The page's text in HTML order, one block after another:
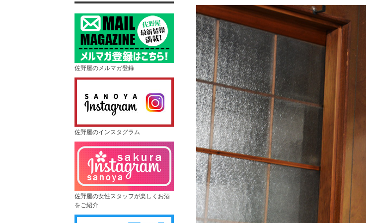
佐野屋のメルマガ登録
佐野屋のインスタグラム
佐野屋の女性スタッフが楽しくお酒
をご紹介